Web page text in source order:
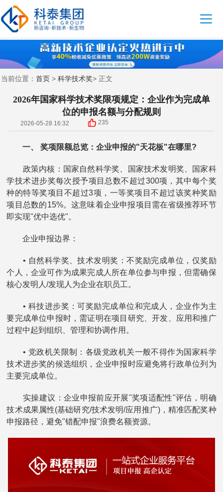
当前位置： 首页 > 科学技术奖> 正文
2026年国家科学技术奖限项规定：企业作为完成单
位的申报名额与分配规则
2026-05-28 16:32 235
一、 奖项限额总览：企业申报的"天花板"在哪里?
政策内核：国家自然科学奖、国家技术发明奖、国家科
学技术进步奖每次授予项目总数不超过300项，其中每个奖
种的特等奖项目不超过3项，一等奖项目不超过该奖种奖励
项目总数的15%。这意味着企业申报项目需在省级推荐环节
即实现"优中选优"。
企业申报边界：
• 自然科学奖、技术发明奖：不奖励完成单位，仅奖励
个人，企业可作为成果完成人所在单位参与申报，但需确保
核心发明人/发现人为企业在职员工。
• 科技进步奖：可奖励完成单位和完成人，企业作为主
要完成单位申报时，需证明在项目研究、开发、应用和推广
过程中起到组织、管理和协调作用。
• 党政机关限制：各级党政机关一般不得作为国家科学
技术进步奖的候选组织，企业申报时应避免将行政单位列为
主要完成单位。
实操建议：企业申报前应开展"奖项适配性"评估，明确
技术成果属性(基础研究/技术发明/应用推广)，精准匹配奖种
申报路径，避免"错配申报"浪费名额资源。